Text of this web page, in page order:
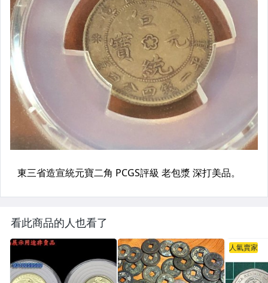
看此商品的人也看了
人氣賣家